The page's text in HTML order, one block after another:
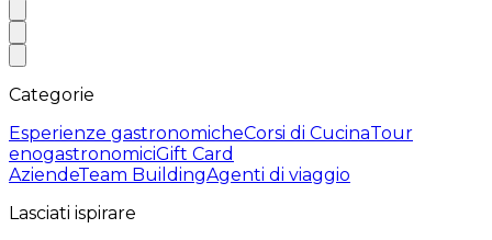
Categorie
Esperienze gastronomicheCorsi di CucinaTour
enogastronomiciGift Card
AziendeTeam BuildingAgenti di viaggio
Lasciati ispirare